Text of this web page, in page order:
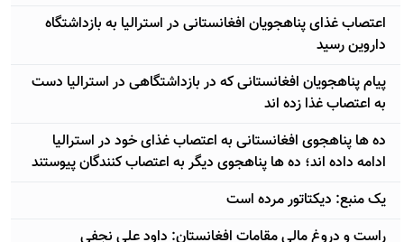
اعتصاب غذای پناهجویان افغانستانی در استرالیا به بازداشتگاه
داروین رسید
پیام پناهجویان افغانستانی که در بازداشتگاهی در استرالیا دست
به اعتصاب غذا زده اند
ده ها پناهجوی افغانستانی به اعتصاب غذای خود در استرالیا
ادامه داده اند؛ ده ها پناهجوی دیگر به اعتصاب کنندگان پیوستند
يک منبع: ديکتاتور مرده است
راست و دروغ مالی مقامات افغانستان: داود علی نجفی